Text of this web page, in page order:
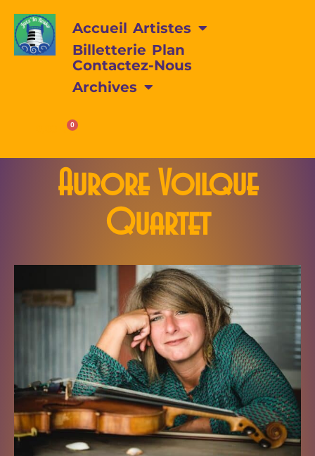
Accueil Artistes
Billetterie Plan
Contactez-Nous
Archives
€ 0
Aurore Voilque
Quartet